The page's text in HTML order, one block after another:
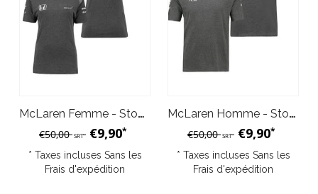
McLaren Femme - Stoffel Vandoorne T-shirt 2017
€50,00SRT €9,90*
* Taxes incluses Sans les
Frais d'expédition
McLaren Homme - Stoffel Vandoorne T-shirt 2017 XXL
€50,00SRT €9,90*
* Taxes incluses Sans les
Frais d'expédition